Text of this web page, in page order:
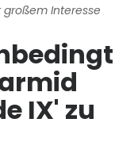
großem Interesse
IX' zu